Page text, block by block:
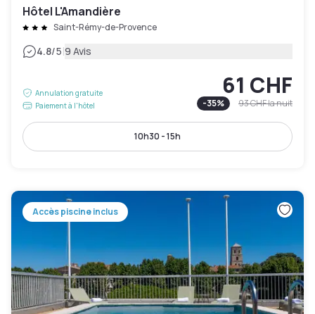
Hôtel L'Amandière
Saint-Rémy-de-Provence
4.8/5|9 Avis
Annulation gratuite
Paiement à l'hôtel
61 CHF
-35% 93 CHFla nuit
10h30 - 15h
Accès piscine inclus